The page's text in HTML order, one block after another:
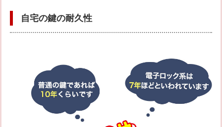
自宅の鍵の耐久性